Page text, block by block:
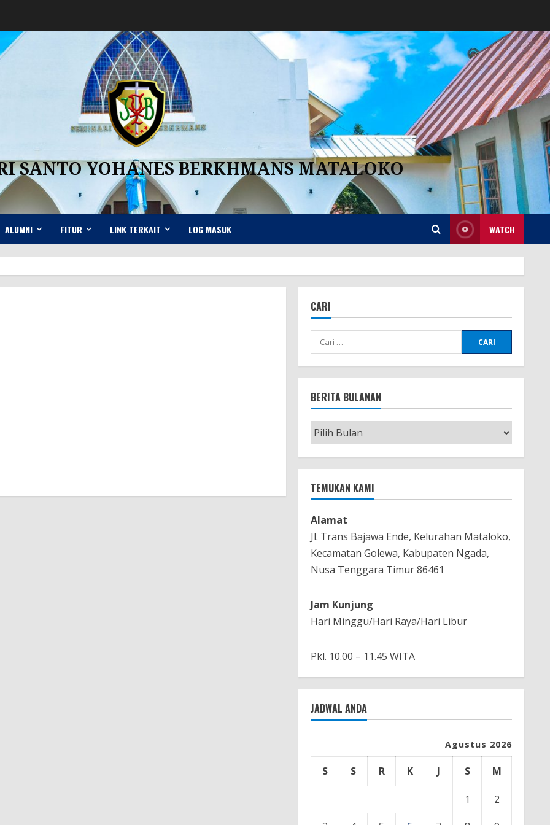
SANTO YOHANES BERKHMANS MATALOKO
ALUMNI FITUR LINK TERKAIT LOG MASUK WATCH
CARI
Cari
untuk:
BERITA BULANAN
Berita
Bulanan
TEMUKAN KAMI
Alamat
Jl. Trans Bajawa Ende, Kelurahan Mataloko,
Kecamatan Golewa, Kabupaten Ngada,
Nusa Tenggara Timur 86461
Jam Kunjung
Hari Minggu/Hari Raya/Hari Libur
Pkl. 10.00 – 11.45 WITA
JADWAL ANDA
Agustus 2026
S S R K J S M
1
2